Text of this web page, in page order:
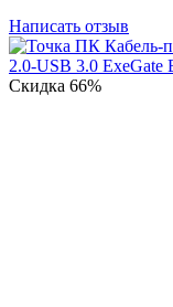
Написать отзыв
Скидка 66%